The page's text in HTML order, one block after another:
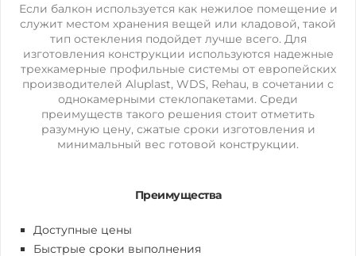
Если балкон используется как нежилое помещение и
служит местом хранения вещей или кладовой, такой
тип остекления подойдет лучше всего. Для
изготовления конструкции используются надежные
трехкамерные профильные системы от европейских
производителей Aluplast, WDS, Rehau, в сочетании с
однокамерными стеклопакетами. Среди
преимуществ такого решения стоит отметить
разумную цену, сжатые сроки изготовления и
минимальный вес готовой конструкции.
Преимущества
Доступные цены
Быстрые сроки выполнения